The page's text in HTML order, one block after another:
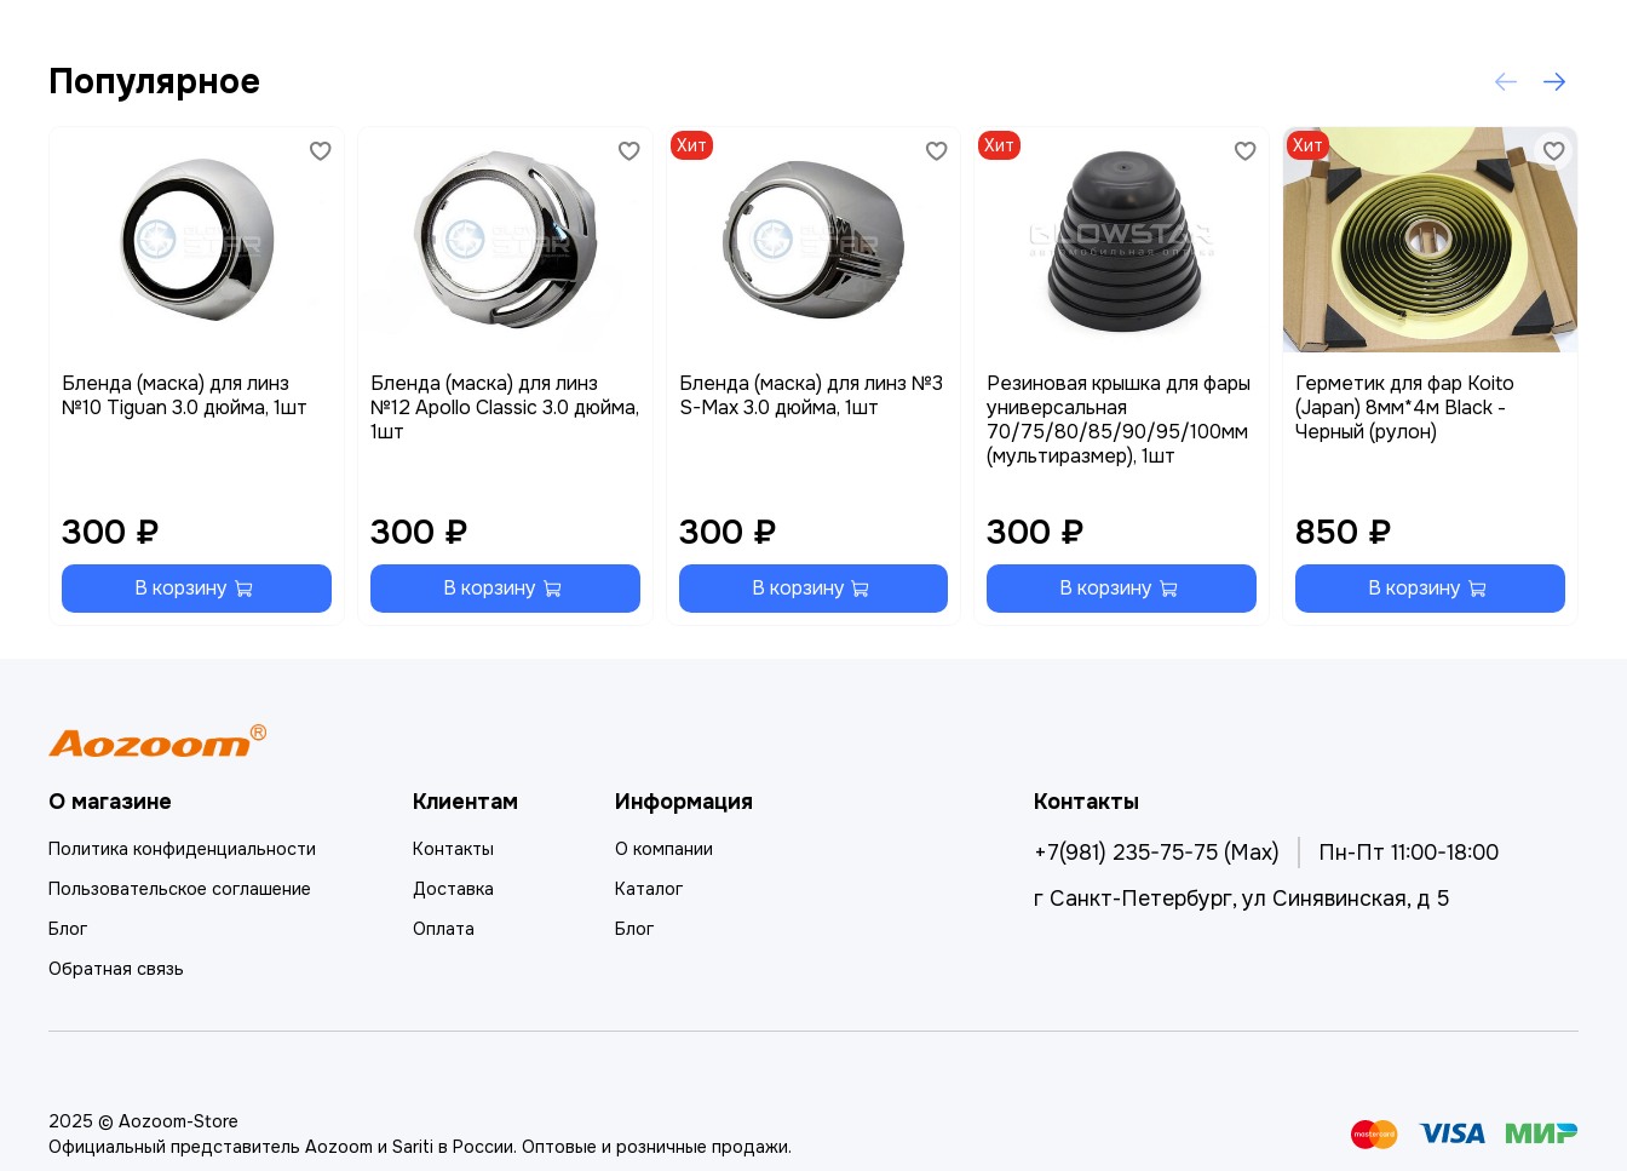
Популярное
Бленда (маска) для линз
№10 Tiguan 3.0 дюйма, 1шт
300 ₽
В корзину
Бленда (маска) для линз
№12 Apollo Classic 3.0 дюйма,
1шт
300 ₽
В корзину
Хит
Бленда (маска) для линз №3
S-Max 3.0 дюйма, 1шт
300 ₽
В корзину
Хит
Резиновая крышка для фары
универсальная
70/75/80/85/90/95/100мм
(мультиразмер), 1шт
300 ₽
В корзину
Хит
Герметик для фар Koito
(Japan) 8мм*4м Black -
Черный (рулон)
850 ₽
В корзину
О магазине
Политика конфиденциальности
Пользовательское соглашение
Блог
Обратная связь
Клиентам
Контакты
Доставка
Оплата
Информация
О компании
Каталог
Блог
Контакты
+7(981) 235-75-75 (Max)
Пн-Пт 11:00-18:00
г Санкт-Петербург, ул Синявинская, д 5
2025 © Aozoom-Store
Официальный представитель Aozoom и Sariti в России. Оптовые и розничные продажи.